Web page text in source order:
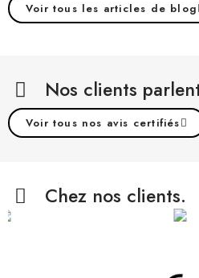
Voir tous les articles de blog
Nos clients
Voir tous nos avis certifiés
Chez nos clients.